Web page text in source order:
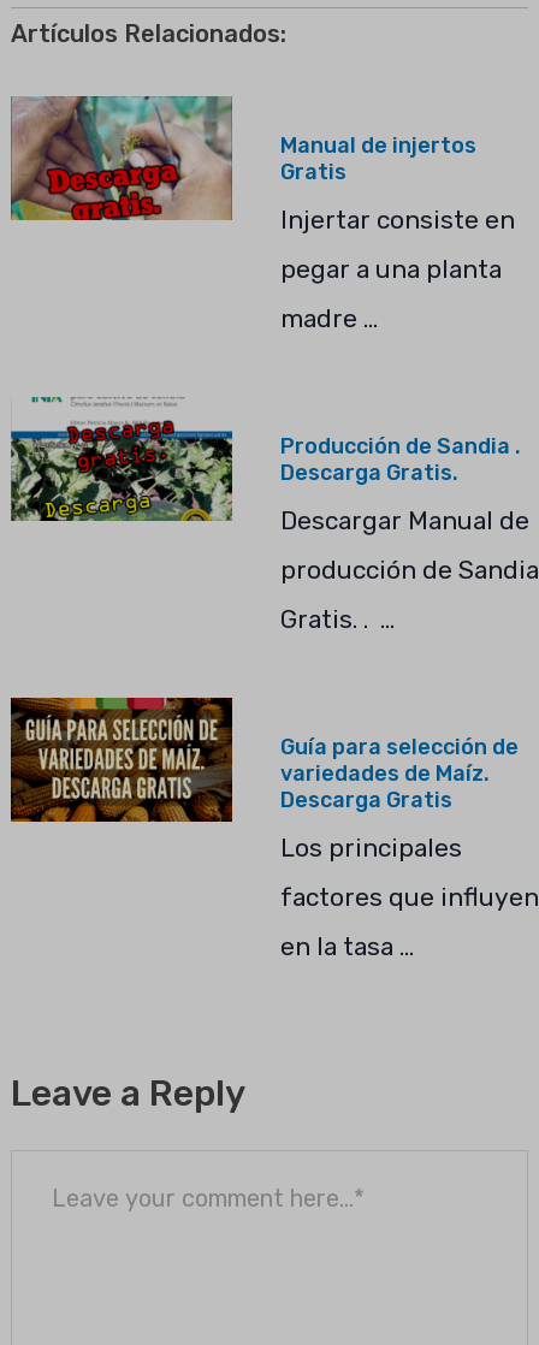
Artículos Relacionados:
Manual de injertos
Gratis
Injertar consiste en
pegar a una planta
madre …
Producción de Sandia .
Descarga Gratis.
Descargar Manual de
producción de Sandia
Gratis. . …
Guía para selección de
variedades de Maíz.
Descarga Gratis
Los principales
factores que influyen
en la tasa …
Leave a Reply